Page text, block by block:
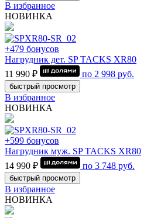
В избранное
НОВИНКА
+479 бонусов
Нагрудник дет. SP TACKS XR80
11 990 ₽
по 2 998 руб.
быстрый просмотр
В избранное
НОВИНКА
+599 бонусов
Нагрудник муж. SP TACKS XR80
14 990 ₽
по 3 748 руб.
быстрый просмотр
В избранное
НОВИНКА